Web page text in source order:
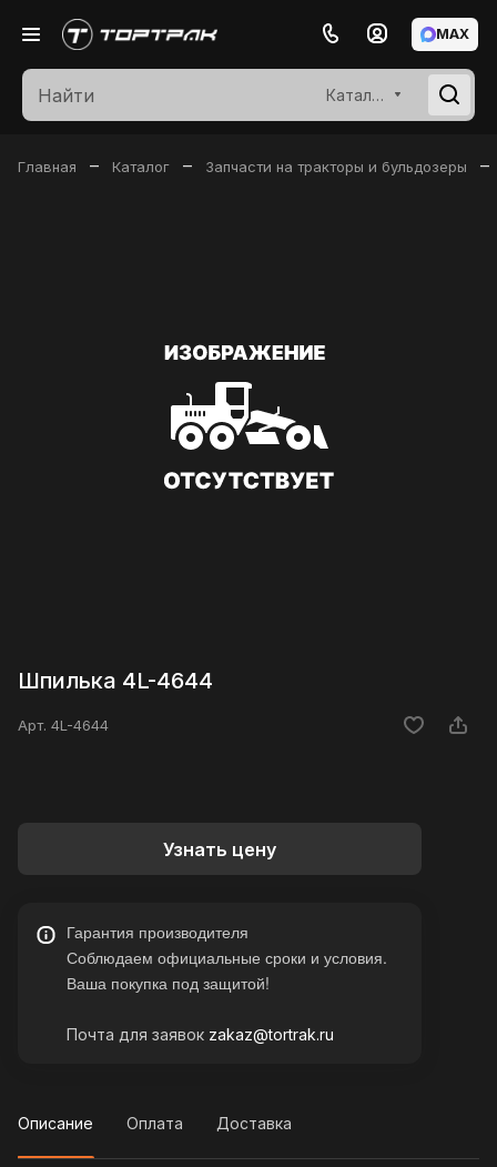
Каталог
MAX
Главная – Каталог – Запчасти на тракторы и бульдозеры –
Шпилька 4L-4644
Арт. 4L-4644
Узнать цену
Гарантия производителя
Соблюдаем официальные сроки и условия.
Ваша покупка под защитой!
Почта для заявок zakaz@tortrak.ru
Описание Оплата Доставка